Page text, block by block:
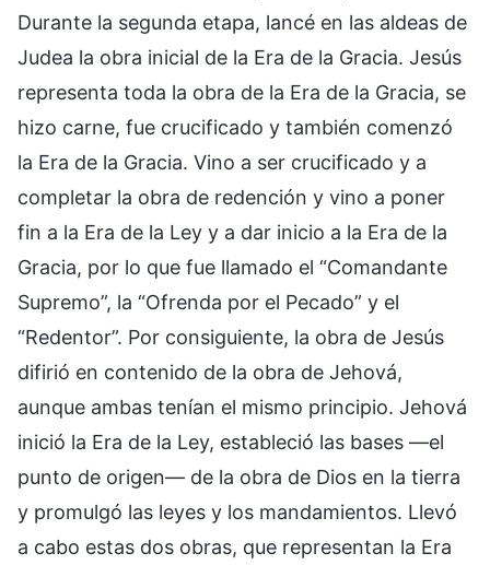
Durante la segunda etapa, lancé en las aldeas de
Judea la obra inicial de la Era de la Gracia. Jesús
representa toda la obra de la Era de la Gracia, se
hizo carne, fue crucificado y también comenzó
la Era de la Gracia. Vino a ser crucificado y a
completar la obra de redención y vino a poner
fin a la Era de la Ley y a dar inicio a la Era de la
Gracia, por lo que fue llamado el “Comandante
Supremo”, la “Ofrenda por el Pecado” y el
“Redentor”. Por consiguiente, la obra de Jesús
difirió en contenido de la obra de Jehová,
aunque ambas tenían el mismo principio. Jehová
inició la Era de la Ley, estableció las bases —el
punto de origen— de la obra de Dios en la tierra
y promulgó las leyes y los mandamientos. Llevó
a cabo estas dos obras, que representan la Era